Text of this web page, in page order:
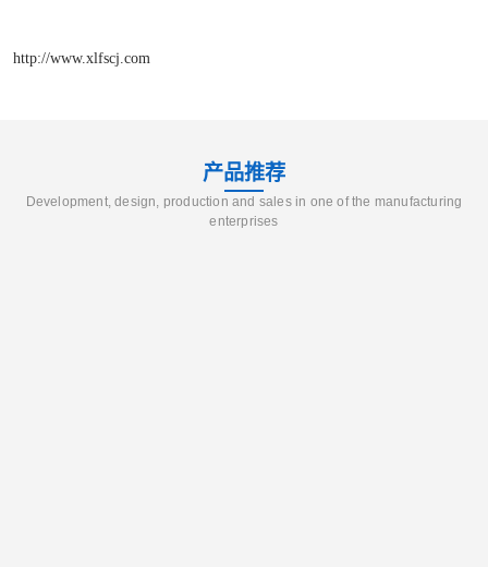
http://www.xlfscj.com
产品推荐
Development, design, production and sales in one of the manufacturing
enterprises